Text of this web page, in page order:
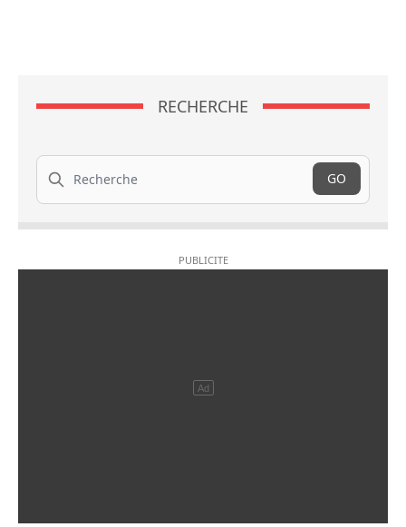
RECHERCHE
Recherche
GO